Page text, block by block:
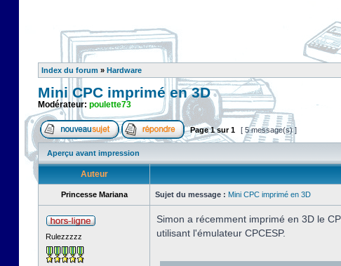
Index du forum » Hardware
Mini CPC imprimé en 3D
Modérateur: poulette73
Page1sur1 [ 5 message(s) ]
Aperçu avant impression
Auteur
Princesse Mariana Sujet du message : Mini CPC imprimé en 3D
Rulezzzzz
Simon a récemment imprimé en 3D le
utilisant l'émulateur CPCESP.